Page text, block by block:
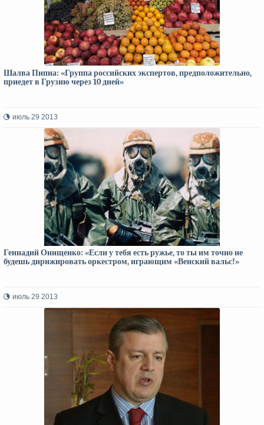
Шалва Пипиа: «Группа российских экспертов, предположительно,
приедет в Грузию через 10 дней»
июль 29 2013
Геннадий Онищенко: «Если у тебя есть ружье, то ты им точно не
будешь дирижировать оркестром, играющим «Венский вальс!»
июль 29 2013